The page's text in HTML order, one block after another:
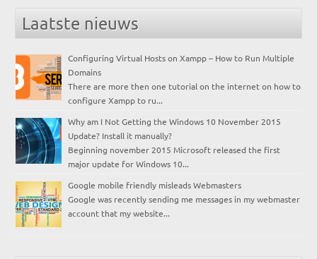
Laatste nieuws
Configuring Virtual Hosts on Xampp – How to Run Multiple
Domains
There are more then one tutorial on the internet on how to
configure Xampp to ru...
Why am I Not Getting the Windows 10 November 2015
Update? Install it manually?
Beginning november 2015 Microsoft released the first
major update for Windows 10...
Google mobile friendly misleads Webmasters
Google was recently sending me messages in my webmaster
account that my website...